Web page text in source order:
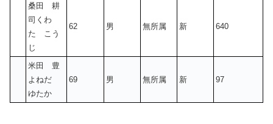
桑田 耕
司くわ
た こう
じ
62 男 無所属 新 640
米田 豊
よねだ
ゆたか
69 男 無所属 新 97